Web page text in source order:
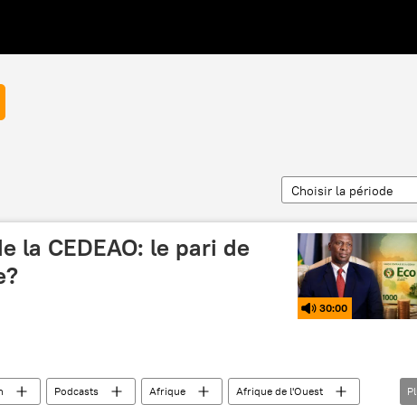
Choisir la période
la CEDEAO: le pari de
30:00
Podcasts Afrique
Afrique de l'Ouest